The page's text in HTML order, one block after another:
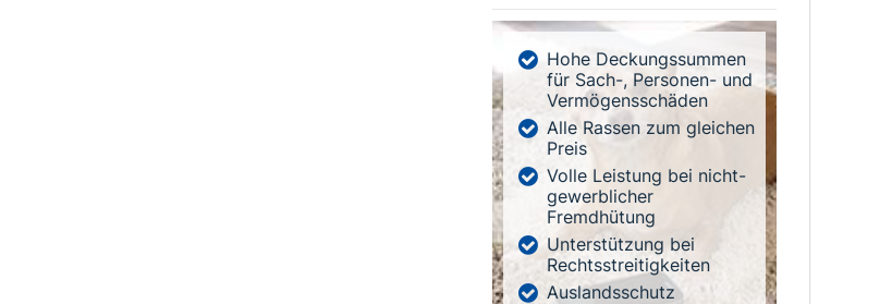
Hohe Deckungssummen
für Sach-, Personen- und
Vermögensschäden
Alle Rassen zum gleichen
Preis
Volle Leistung bei nicht-
gewerblicher
Fremdhütung
Unterstützung bei
Rechtsstreitigkeiten
Auslandsschutz